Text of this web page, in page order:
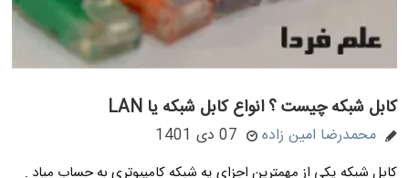
کابل شبکه چیست ؟ انواع کابل شبکه یا LAN
محمدرضا امین زاده 07 دی 1401
کابل شبکه یکی از مهمترین اجزای یه شبکه کامپیوتری به حساب میاد .